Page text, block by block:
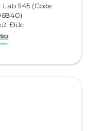
Lab 945 (Code:
Đức